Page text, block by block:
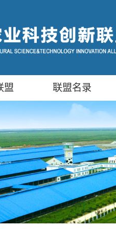
盟 联盟名录